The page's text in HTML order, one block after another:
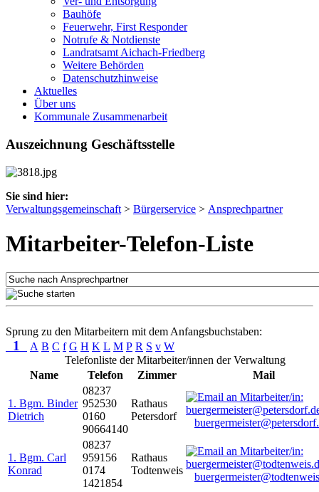
Bauhöfe
Feuerwehr, First Responder
Notrufe & Notdienste
Landratsamt Aichach-Friedberg
Weitere Behörden
Datenschutzhinweise
Aktuelles
Über uns
Kommunale Zusammenarbeit
Auszeichnung Geschäftsstelle
Sie sind hier:
Verwaltungsgemeinschaft > Bürgerservice > Ansprechpartner
Mitarbeiter-Telefon-Liste
Sprung zu den Mitarbeitern mit dem Anfangsbuchstaben:
1 A B C f G H K L M P R S v W
Telefonliste der Mitarbeiter/innen der Verwaltung
Name
Telefon Zimmer Mail
1. Bgm. Binder
Dietrich
08237
952530
0160
90664140
Rathaus
Petersdorf
1. Bgm. Carl
Konrad
08237
959156
0174
1421854
Rathaus
Todtenweis